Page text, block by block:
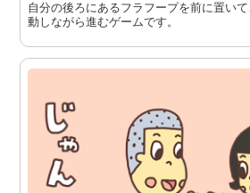
自分の後ろにあるフラフープを前に置い
動しながら進むゲームです。